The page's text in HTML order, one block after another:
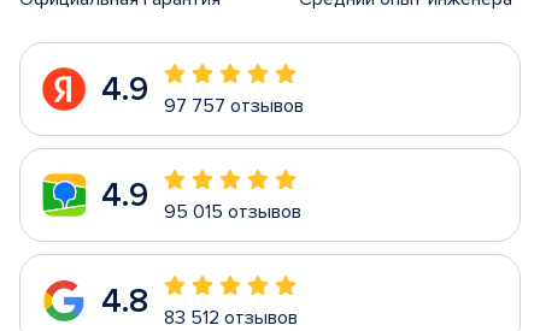
4.9 97 757 отзывов
4.9 95 015 отзывов
4.8 83 512 отзывов